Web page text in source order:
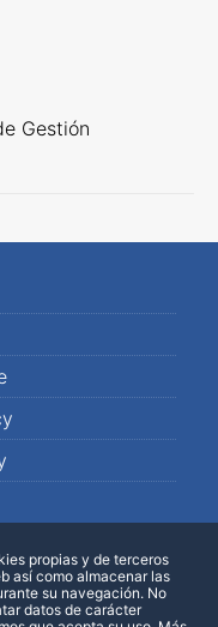
Gestión
propias y de terceros
así como almacenar las
su navegación. No
datos de carácter